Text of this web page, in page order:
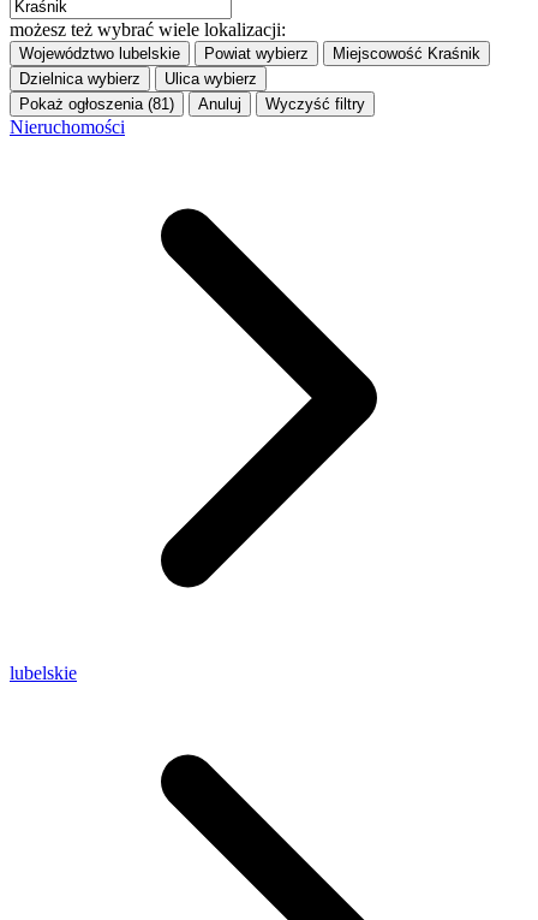
możesz też wybrać wiele lokalizacji:
Województwo lubelskie Powiat wybierz Miejscowość Kraśnik
Dzielnica wybierz Ulica wybierz
Pokaż ogłoszenia (81)
Anuluj Wyczyść filtry
Nieruchomości
lubelskie